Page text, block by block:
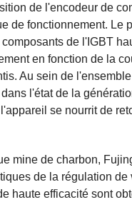
de l'encodeur de
de fonctionnement. Le
de l'IGBT
en fonction de la
Au sein de l'ensemble
l'état de la
se nourrit de
mine de charbon,
de la régulation de
haute efficacité sont